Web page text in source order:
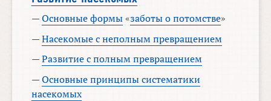
—Основные формы«заботы о потомстве»
—Насекомые с неполным превращением
—Развитие с полным превращением
—Основные принципы систематики
насекомых